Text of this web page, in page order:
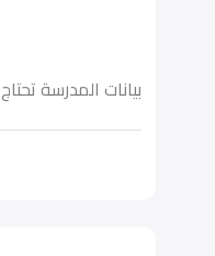
بيانات المدرسة